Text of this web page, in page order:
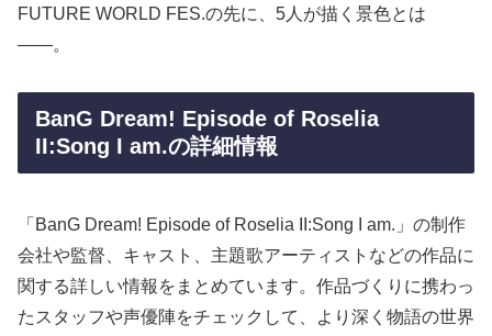
FUTURE WORLD FES.の先に、5人が描く景色とは
――。
BanG Dream! Episode of Roselia
II:Song I am.の詳細情報
「BanG Dream! Episode of Roselia II:Song I am.」の制作
会社や監督、キャスト、主題歌アーティストなどの作品に
関する詳しい情報をまとめています。作品づくりに携わっ
たスタッフや声優陣をチェックして、より深く物語の世界